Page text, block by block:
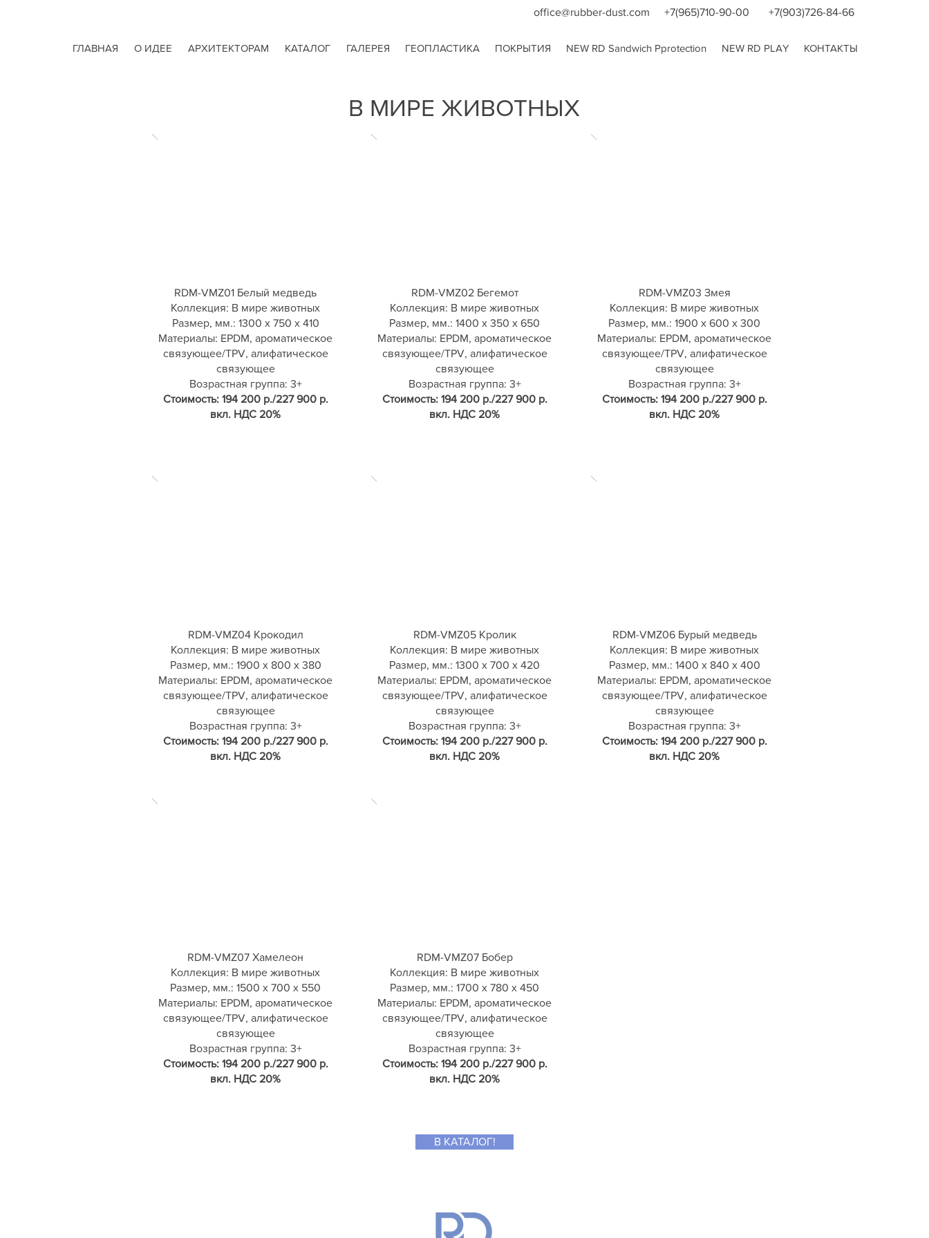
office@rubber-dust.com +7(965)710-90-00 +7(903)726-84-66
ГЛАВНАЯ О ИДЕЕ АРХИТЕКТОРАМ КАТАЛОГ ГАЛЕРЕЯ ГЕОПЛАСТИКА ПОКРЫТИЯ NEW RD Sandwich Pprotection NEW RD PLAY КОНТАКТЫ
В МИРЕ ЖИВОТНЫХ
RDM-VMZ01 Белый медведь
Коллекция: В мире животных
Размер, мм.: 1300 х 750 х 410
Материалы: EPDM, ароматическое
связующее/TPV, алифатическое
связующее
Возрастная группа: 3+
Стоимость: 194 200 р./227 900 р.
вкл. НДС 20%
RDM-VMZ02 Бегемот
Коллекция: В мире животных
Размер, мм.: 1400 х 350 х 650
Материалы: EPDM, ароматическое
связующее/TPV, алифатическое
связующее
Возрастная группа: 3+
Стоимость: 194 200 р./227 900 р.
вкл. НДС 20%
RDM-VMZ03 Змея
Коллекция: В мире животных
Размер, мм.: 1900 х 600 х 300
Материалы: EPDM, ароматическое
связующее/TPV, алифатическое
связующее
Возрастная группа: 3+
Стоимость: 194 200 р./227 900 р.
вкл. НДС 20%
RDM-VMZ04 Крокодил
Коллекция: В мире животных
Размер, мм.: 1900 х 800 х 380
Материалы: EPDM, ароматическое
связующее/TPV, алифатическое
связующее
Возрастная группа: 3+
Стоимость: 194 200 р./227 900 р.
вкл. НДС 20%
RDM-VMZ05 Кролик
Коллекция: В мире животных
Размер, мм.: 1300 х 700 х 420
Материалы: EPDM, ароматическое
связующее/TPV, алифатическое
связующее
Возрастная группа: 3+
Стоимость: 194 200 р./227 900 р.
вкл. НДС 20%
RDM-VMZ06 Бурый медведь
Коллекция: В мире животных
Размер, мм.: 1400 х 840 х 400
Материалы: EPDM, ароматическое
связующее/TPV, алифатическое
связующее
Возрастная группа: 3+
Стоимость: 194 200 р./227 900 р.
вкл. НДС 20%
RDM-VMZ07 Хамелеон
Коллекция: В мире животных
Размер, мм.: 1500 х 700 х 550
Материалы: EPDM, ароматическое
связующее/TPV, алифатическое
связующее
Возрастная группа: 3+
Стоимость: 194 200 р./227 900 р.
вкл. НДС 20%
RDM-VMZ07 Бобер
Коллекция: В мире животных
Размер, мм.: 1700 х 780 х 450
Материалы: EPDM, ароматическое
связующее/TPV, алифатическое
связующее
Возрастная группа: 3+
Стоимость: 194 200 р./227 900 р.
вкл. НДС 20%
В КАТАЛОГ!